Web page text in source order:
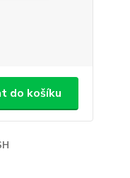
do košíku